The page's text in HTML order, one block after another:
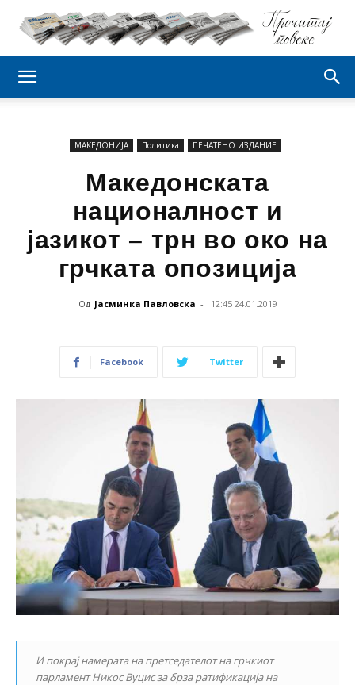
МАКЕДОНИЈА Политика ПЕЧАТЕНО ИЗДАНИЕ
Македонската
националност и
јазикот – трн во око на
грчката опозиција
Од Јасминка Павловска - 12:45 24.01.2019
Facebook Twitter
И покрај намерата на претседателот на грчкиот
парламент Никос Вуцис за брза ратификација на